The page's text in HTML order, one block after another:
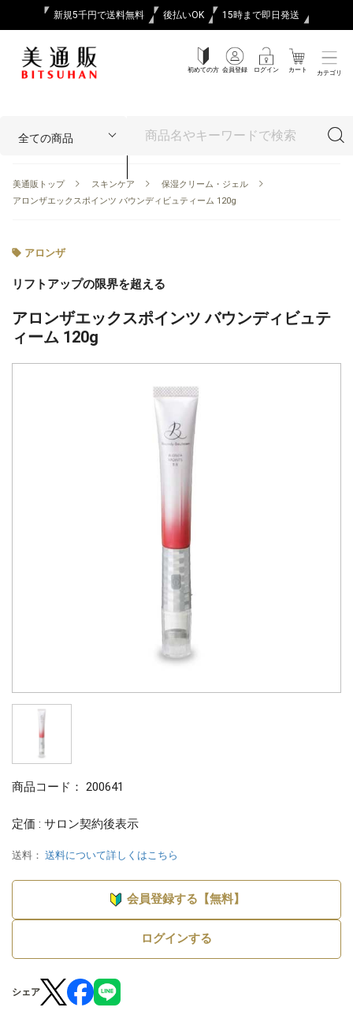
新規5千円で送料無料 後払いOK 15時まで即日発送
初めての方 会員登録 ログイン カート カテゴリ
美通販トップ スキンケア
保湿クリーム・ジェル
アロンザエックスポインツ バウンディビュティーム 120g
アロンザ
リフトアップの限界を超える
アロンザエックスポインツ バウンディビュテ
ィーム 120g
商品コード： 200641
定価 : サロン契約後表示
送料： 送料について詳しくはこちら
会員登録する【無料】
ログインする
シェア